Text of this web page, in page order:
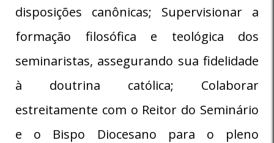
disposições canônicas; Supervisionar a
formação filosófica e teológica dos
seminaristas, assegurando sua fidelidade
à doutrina católica; Colaborar
estreitamente com o Reitor do Seminário
e o Bispo Diocesano para o pleno